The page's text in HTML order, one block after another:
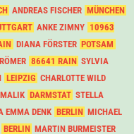
ANDREAS FISCHER MÜNCHEN
ANKE ZIMNY 10963
DIANA FÖRSTER POTSAM
86641 RAIN SYLVIA
LEIPZIG CHARLOTTE WILD
DARMSTAT STELLA
EMMA DENK BERLIN MICHAEL
BERLIN MARTIN BURMEISTER